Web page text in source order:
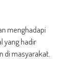
menghadapi
yang hadir
di masyarakat.